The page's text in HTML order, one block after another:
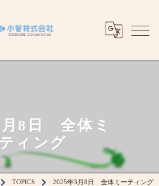
8日 全体ミ
ィング
TOPICS 2025年3月8日 全体ミーティング